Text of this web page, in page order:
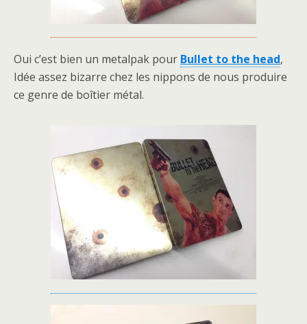
Oui c’est bien un metalpak pour Bullet to the head,
Idée assez bizarre chez les nippons de nous produire
ce genre de boîtier métal.